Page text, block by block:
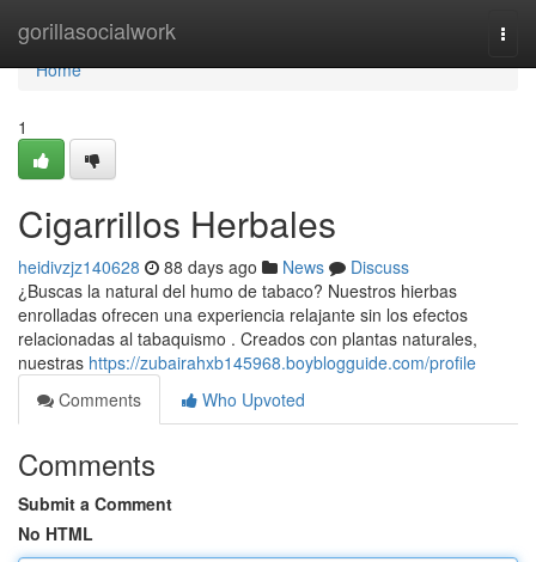
gorillasocialwork
Home
Home
1
Cigarrillos Herbales
heidivzjz140628 88 days ago News
Discuss
¿Buscas la natural del humo de tabaco? Nuestros hierbas
enrolladas ofrecen una experiencia relajante sin los efectos
relacionadas al tabaquismo . Creados con plantas naturales,
nuestras https://zubairahxb145968.boyblogguide.com/profile
Comments
Who Upvoted
Comments
Submit a Comment
No HTML